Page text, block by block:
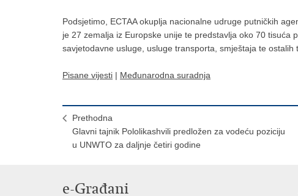
Podsjetimo, ECTAA okuplja nacionalne udruge putničkih
je 27 zemalja iz Europske unije te predstavlja oko 70 tisuća
savjetodavne usluge, usluge transporta, smještaja te ostalih
Pisane vijesti | Međunarodna suradnja
Prethodna
​Glavni tajnik Pololikashvili predložen za vodeću poziciju
u UNWTO za daljnje četiri godine
e-Građani